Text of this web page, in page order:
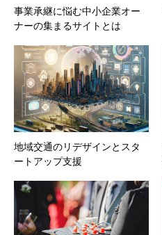
事業承継に悩む中小企業オー
ナーの集まるサイトとは
地域交通のリデザインとスタ
ートアップ支援